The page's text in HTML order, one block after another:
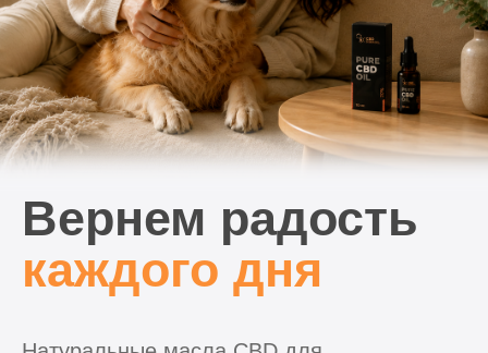
Натуральные масла CBD для
Вернем радость
каждого дня